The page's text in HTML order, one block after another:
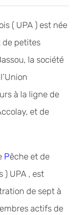
( UPA ) est née
de petites
la société
à la ligne de
et de
Pêche et de
) UPA , est
de sept à
actifs de